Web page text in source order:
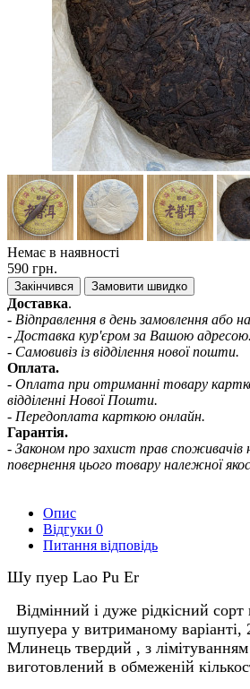
Немає в наявності
590 грн.
Закінчився Замовити швидко
Доставка.
- Відправлення в день замовлення або
- Доставка кур'єром за Вашою адресою.
- Самовивіз із відділення нової пошти.
Оплата.
- Оплата при отриманні товару
відділенні Нової Пошти.
- Передоплата карткою онлайн.
Гарантія.
- Законом про захист прав споживачів
повернення цього товару належної
Опис
Відгуки 0
Питання відповідь
Шу пуер Lao Pu Er
Відмінний і дуже рідкісний сорт
шупуера у витриманому варіанті,
Млинець твердий , з лімітуванням
виготовлений в обмеженій